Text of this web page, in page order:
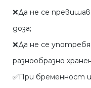
❌Да не се
доза;
❌Да не се
разнообразно
✅При бременност